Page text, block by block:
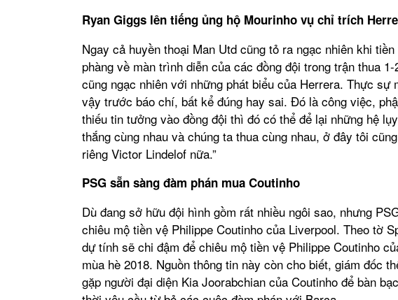
Ryan Giggs lên tiếng ủng hộ Mourinho vụ chỉ trích
Ngay cả huyền thoại Man Utd cũng tỏ ra ngạc nhiên khi
phàng về màn trình diễn của các đồng đội trong trận thua
cũng ngạc nhiên với những phát biểu của Herrera. Thực sự
vậy trước báo chí, bất kể đúng hay sai. Đó là công việc,
thiếu tin tưởng vào đồng đội thì đó có thể để lại những hệ
thắng cùng nhau và chúng ta thua cùng nhau, ở đây tôi
riêng Victor Lindelof nữa.”
PSG sẵn sàng đàm phán mua Coutinho
Dù đang sở hữu đội hình gồm rất nhiều ngôi sao, nhưng
chiêu mộ tiền vệ Philippe Coutinho của Liverpool. Theo tờ
dự tính sẽ chi đậm để chiêu mộ tiền vệ Philippe Coutinho
mùa hè 2018. Nguồn thông tin này còn cho biết, giám đốc
gặp người đại diện Kia Joorabchian của Coutinho để bàn